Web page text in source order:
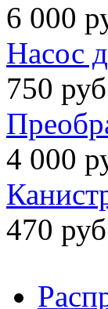
6 000
Насос
750
4 000
470